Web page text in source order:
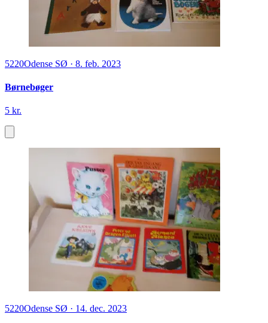
5220Odense SØ · 8. feb. 2023
Børnebøger
5 kr.
5220Odense SØ · 14. dec. 2023